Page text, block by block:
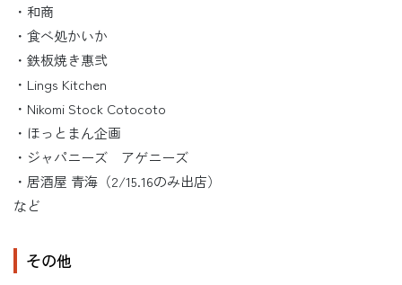
・和商
・食べ処かいか
・鉄板焼き惠弐
・Lings Kitchen
・Nikomi Stock Cotocoto
・ほっとまん企画
・ジャパニーズ アゲニーズ
・居酒屋 青海（2/15.16のみ出店）
など
その他